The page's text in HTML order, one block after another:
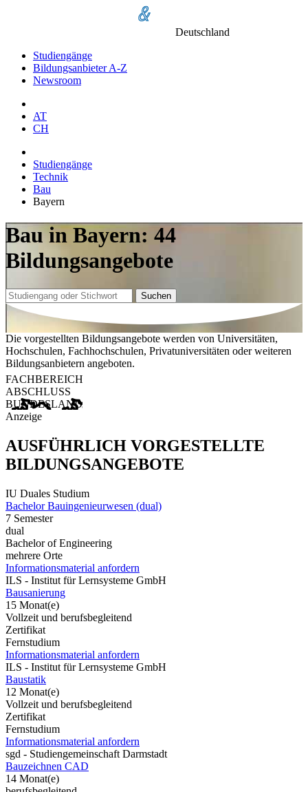
Deutschland
Studiengänge
Bildungsanbieter A-Z
Newsroom
AT
CH
Studiengänge
Technik
Bau
Bayern
Bau in Bayern: 44
Bildungsangebote
Suchen
Die vorgestellten Bildungsangebote werden von Universitäten,
Hochschulen, Fachhochschulen, Privatuniversitäten oder weiteren
Bildungsanbietern angeboten.
FACHBEREICH
ABSCHLUSS
BUNDESLAND
Anzeige
AUSFÜHRLICH VORGESTELLTE
BILDUNGSANGEBOTE
IU Duales Studium
Bachelor Bauingenieurwesen (dual)
7 Semester
dual
Bachelor of Engineering
mehrere Orte
Informationsmaterial anfordern
ILS - Institut für Lernsysteme GmbH
Bausanierung
15 Monat(e)
Vollzeit und berufsbegleitend
Zertifikat
Fernstudium
Informationsmaterial anfordern
ILS - Institut für Lernsysteme GmbH
Baustatik
12 Monat(e)
Vollzeit und berufsbegleitend
Zertifikat
Fernstudium
Informationsmaterial anfordern
sgd - Studiengemeinschaft Darmstadt
Bauzeichnen CAD
14 Monat(e)